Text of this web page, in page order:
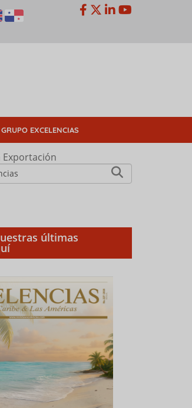
GRUPO EXCELENCIAS
Exportación
últimas